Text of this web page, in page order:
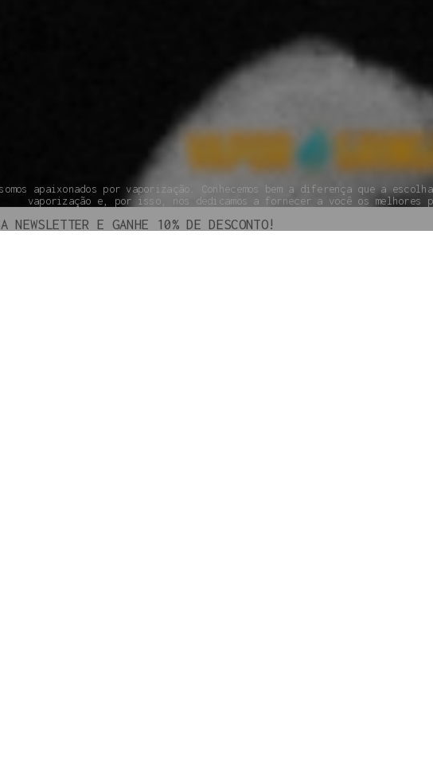
apaixonados por vaporização. Conhecemos bem a diferença que a
vaporização e, por isso, nos dedicamos a fornecer a você os melhores